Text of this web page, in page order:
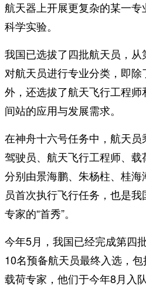
航天器上开展更复杂的某一
科学实验。
我国已选拔了四批航天员，从
对航天员进行专业分类，即
外，还选拔了航天飞行工程
间站的应用与发展需求。
在神舟十六号任务中，航天员
驾驶员、航天飞行工程师、载
分别由景海鹏、朱杨柱、桂
员首次执行飞行任务，也是
专家的“首秀”。
今年5月，我国已经完成第四
10名预备航天员最终入选，
载荷专家，他们于今年8月入